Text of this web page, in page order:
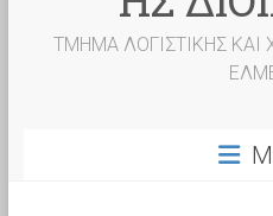
ΤΜΗΜΑ ΛΟΓΙΣΤΙΚΗΣ